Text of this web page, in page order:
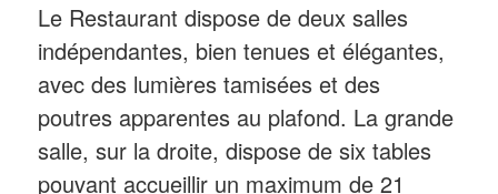
Le Restaurant dispose de deux salles
indépendantes, bien tenues et élégantes,
avec des lumières tamisées et des
poutres apparentes au plafond. La grande
salle, sur la droite, dispose de six tables
pouvant accueillir un maximum de 21